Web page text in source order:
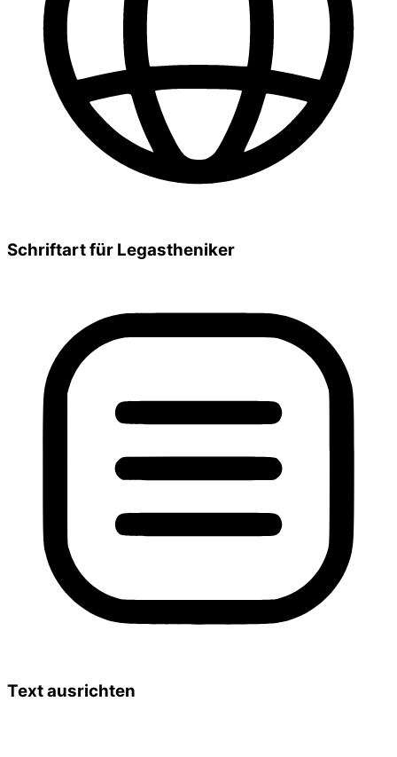
Schriftart für Legastheniker
Text ausrichten